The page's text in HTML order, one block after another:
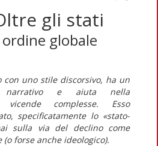
gli stati
globale
con uno stile discorsivo, ha un
narrativo e aiuta nella
complesse. Esso
specificatamente lo «stato-
sulla via del declino come
forse anche ideologico).